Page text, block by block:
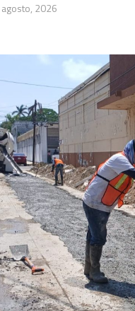
2026